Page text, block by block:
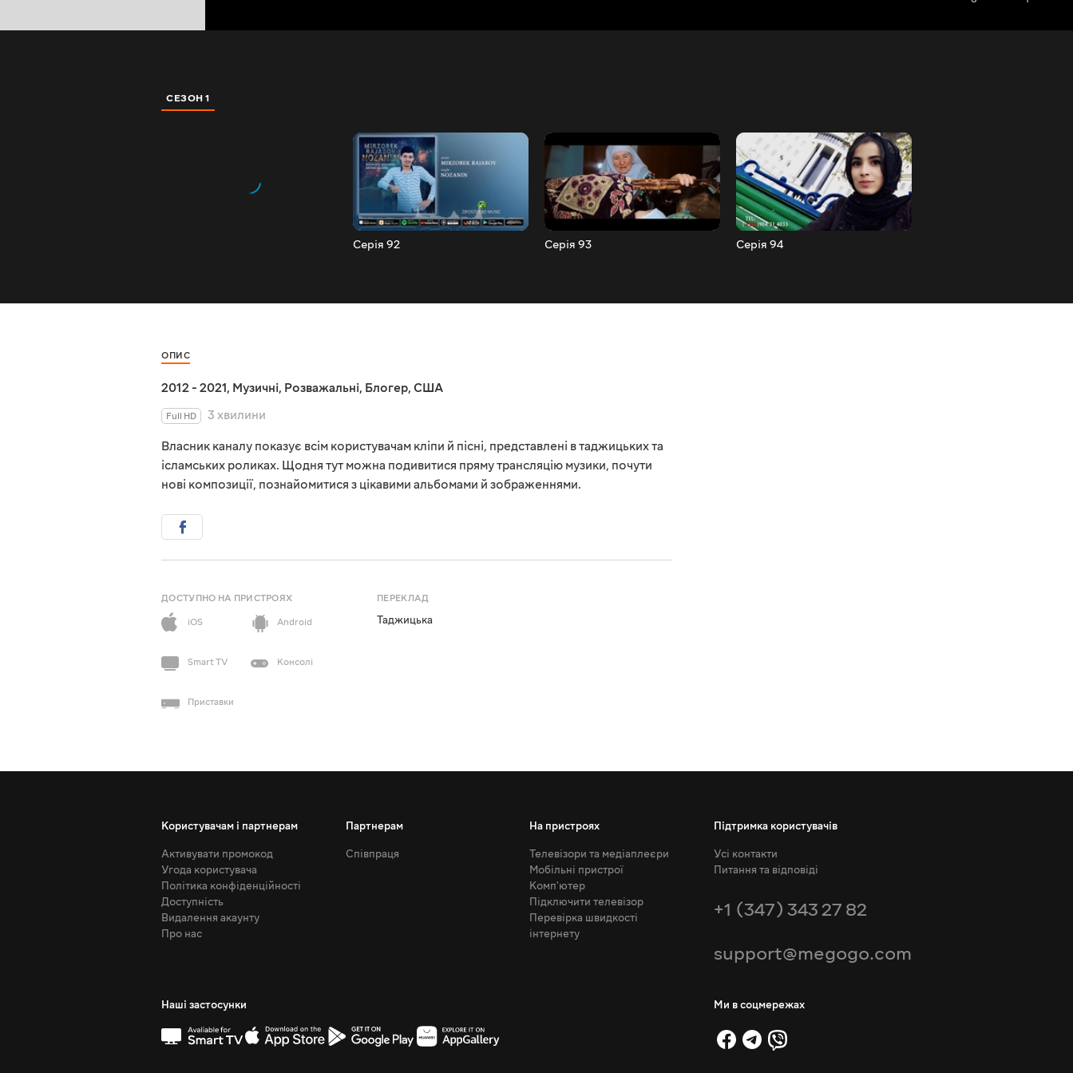
СЕЗОН 1
Серія 92 Серія 93 Серія 94
ОПИС
2012 - 2021, Музичні, Розважальні, Блогер, США
Full HD
3 хвилини
Власник каналу показує всім користувачам кліпи й пісні, представлені в таджицьких та
ісламських роликах. Щодня тут можна подивитися пряму трансляцію музики, почути
нові композиції, познайомитися з цікавими альбомами й зображеннями.
ДОСТУПНО НА ПРИСТРОЯХ
iOS
Android
Smart TV Консолі
Приставки
ПЕРЕКЛАД
Таджицька
Користувачам і партнерам
Активувати промокод
Угода користувача
Політика конфіденційності
Доступність
Видалення акаунту
Про нас
Партнерам
Співпраця
На пристроях
Телевізори та медіаплеєри
Мобільні пристрої
Комп'ютер
Підключити телевізор
Перевірка швидкості
інтернету
Підтримка користувачів
Усі контакти
Питання та відповіді
+1 (347) 343 27 82
support@megogo.com
Наші застосунки Ми в соцмережах